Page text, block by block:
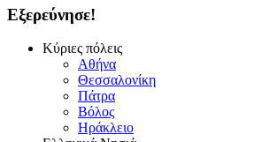
Εξερεύνησε!
Κύριες πόλεις
Αθήνα
Θεσσαλονίκη
Πάτρα
Βόλος
Ηράκλειο